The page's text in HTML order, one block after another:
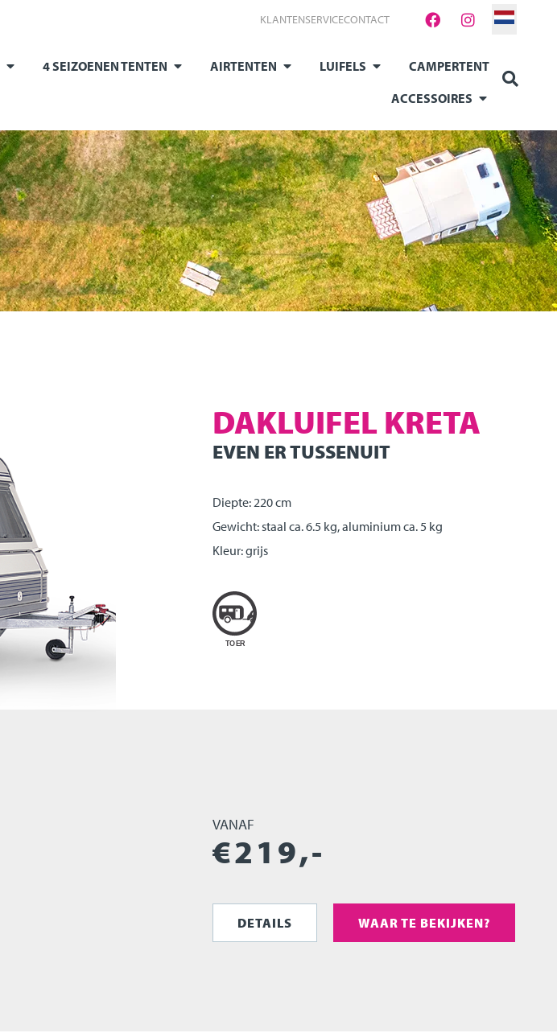
KLANTENSERVICECONTACT
4 SEIZOENEN TENTEN AIRTENTEN LUIFELS
CAMPERTENT
ACCESSOIRES
DAKLUIFEL KRETA
EVEN ER TUSSENUIT
Diepte: 220 cm
Gewicht: staal ca. 6.5 kg, aluminium ca. 5 kg
Kleur: grijs
VANAF
€219,-
DETAILS WAAR TE BEKIJKEN?